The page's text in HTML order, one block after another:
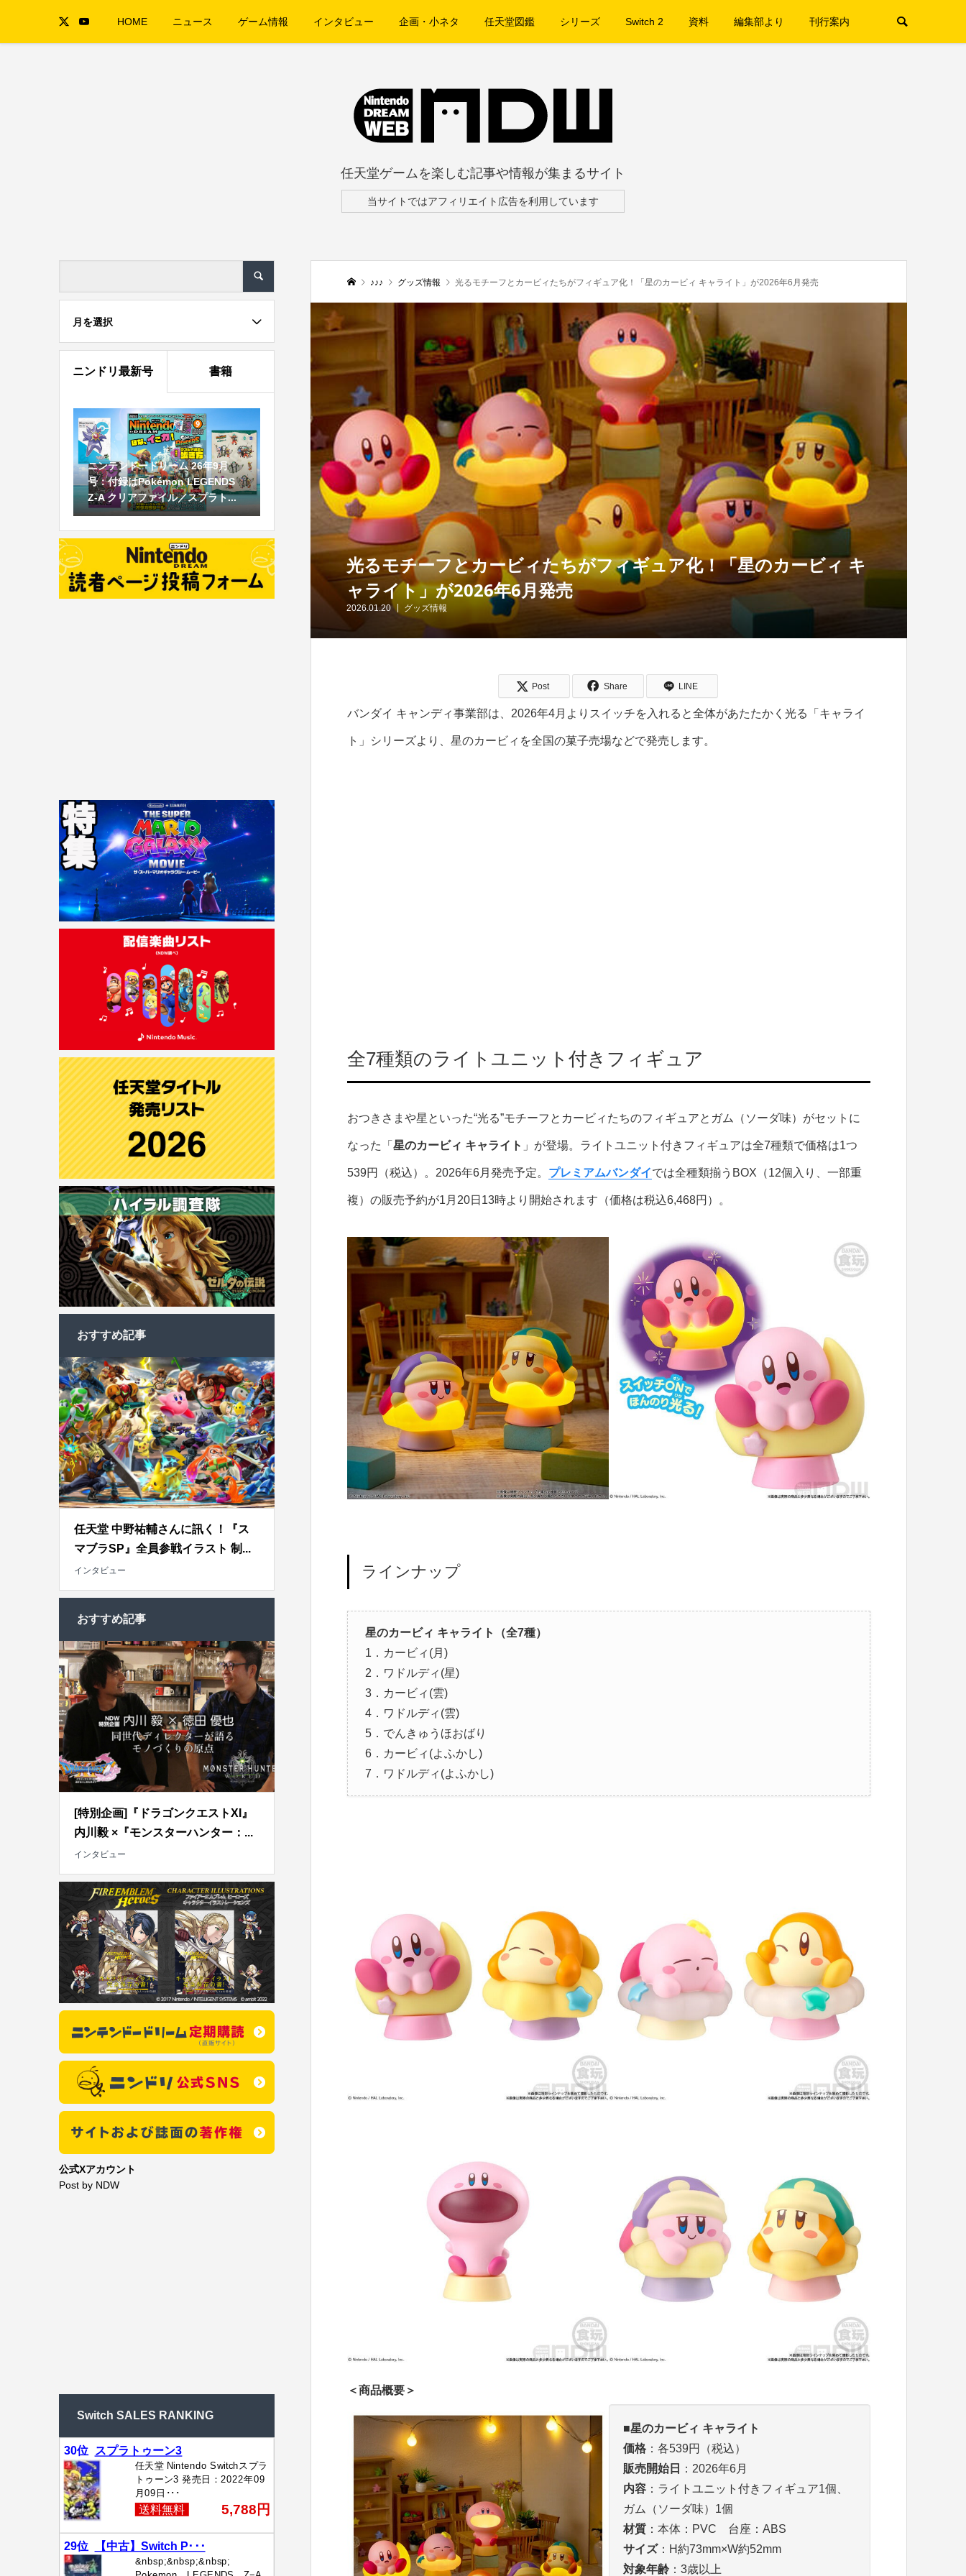
HOME ニュース ゲーム情報 インタビュー 企画・小ネタ 任天堂図鑑 シリーズ Switch 2 資料 編集部より 刊行案内
任天堂ゲームを楽しむ記事や情報が集まるサイト
当サイトではアフィリエイト広告を利用しています
♪♪♪ グッズ情報 光るモチーフとカービィたちがフィギュア化！「星のカービィ キャライト」が2026年6月発売
光るモチーフとカービィたちがフィギュア化！「星のカービィ キ
ャライト」が2026年6月発売
2026.01.20 グッズ情報
Post Share LINE
バンダイ キャンディ事業部は、2026年4月よりスイッチを入れると全体があたたかく光る「キャライ
ト」シリーズより、星のカービィを全国の菓子売場などで発売します。
全7種類のライトユニット付きフィギュア
おつきさまや星といった“光る”モチーフとカービィたちのフィギュアとガム（ソーダ味）がセットに
なった「 星のカービィ キャライト 」が登場。ライトユニット付きフィギュアは全7種類で価格は1つ
539円（税込）。2026年6月発売予定。 プレミアムバンダイでは全種類揃うBOX（12個入り、一部重
複）の販売予約が1月20日13時より開始されます（価格は税込6,468円）。
ラインナップ
星のカービィ キャライト（全7種）
1．カービィ(月)
2．ワドルディ(星)
3．カービィ(雲)
4．ワドルディ(雲)
5．でんきゅうほおばり
6．カービィ(よふかし)
7．ワドルディ(よふかし)
＜商品概要＞
■星のカービィ キャライト
価格 ：各539円（税込）
販売開始日
：2026年6月
内容 ：ライトユニット付きフィギュア1個、
ガム（ソーダ味）1個
材質 ：本体：PVC 台座：ABS
サイズ：H約73mm×W約52mm
対象年齢 ：3歳以上
月を選択
ニンドリ最新号 書籍
ニンテンドードリーム 26年9月
号：付録はPokémon LEGENDS
Z-A クリアファイル／スプラト...
おすすめ記事
任天堂 中野祐輔さんに訊く！『ス
マブラSP』全員参戦イラスト 制...
インタビュー
おすすめ記事
[特別企画]『ドラゴンクエストXI』
内川毅 ×『モンスターハンター：...
インタビュー
公式Xアカウント
Post by NDW
Switch SALES RANKING